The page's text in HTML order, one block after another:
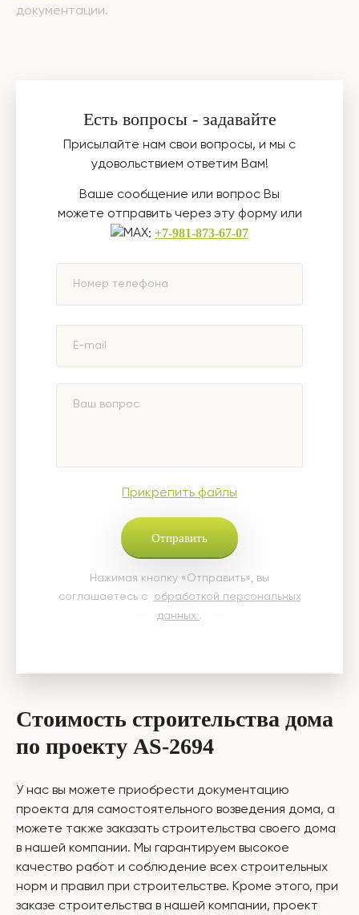
документации.
Есть вопросы - задавайте
Присылайте нам свои вопросы, и мы с
удовольствием ответим Вам!
Ваше сообщение или вопрос Вы
можете отправить через эту форму или
: +7-981-873-67-07
Прикрепить файлы
Нажимая кнопку «Отправить», вы
соглашаетесь с
обработкой персональных
данных .
Стоимость строительства дома
по проекту AS-2694
У нас вы можете приобрести документацию
проекта для самостоятельного возведения дома, а
можете также заказать строительства своего дома
в нашей компании. Мы гарантируем высокое
качество работ и соблюдение всех строительных
норм и правил при строительстве. Кроме этого, при
заказе строительства в нашей компании, проект